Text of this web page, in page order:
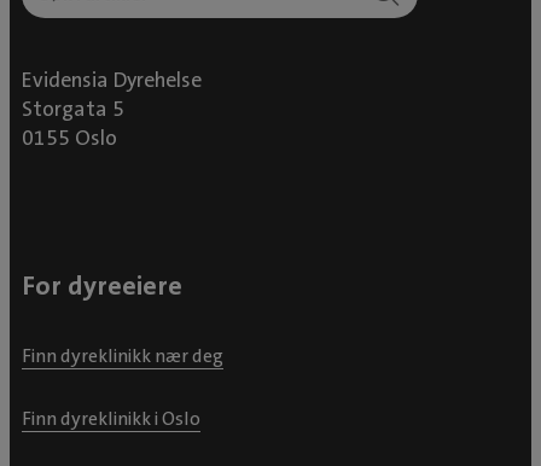
Evidensia Dyrehelse
Storgata 5
0155 Oslo
For dyreeiere
Finn dyreklinikk nær deg
Finn dyreklinikk i Oslo